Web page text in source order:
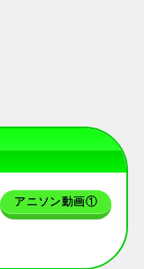
アニソン動画①